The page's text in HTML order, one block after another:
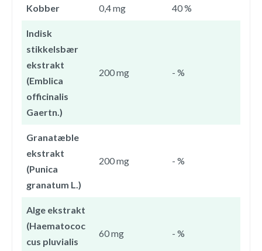
Kobber 0,4 mg 40 %
Indisk
stikkelsbær
ekstrakt
(Emblica
officinalis
Gaertn.)
200 mg - %
Granatæble
ekstrakt
(Punica
granatum L.)
200 mg - %
Alge ekstrakt
(Haematococ
cus pluvialis
60 mg - %